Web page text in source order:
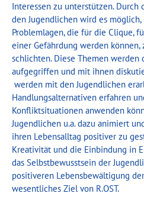
Interessen zu unterstützen.
den Jugendlichen wird es
Problemlagen, die für die Clique,
einer Gefährdung werden
schlichten. Diese Themen werden
aufgegriffen und mit ihnen
werden mit den Jugendlichen
Handlungsalternativen erfahren
Konfliktsituationen anwenden
Jugendlichen u.a. dazu animiert
ihren Lebensalltag positiver zu
Kreativität und die Einbindung in
das Selbstbewusstsein der
positiveren Lebensbewältigung
wesentliches Ziel von R.OST.